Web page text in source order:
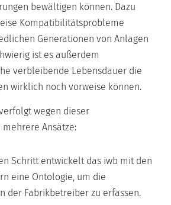
bewältigen können. Dazu
Kompatibilitätsprobleme
Generationen von Anlagen
ist es außerdem
verbleibende Lebensdauer die
wirklich noch vorweise können.
wegen dieser
Ansätze:
Schritt entwickelt das iwb mit den
eine Ontologie, um die
der Fabrikbetreiber zu erfassen.